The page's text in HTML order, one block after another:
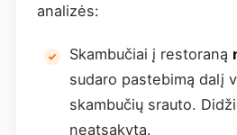
analizės:
Skambučiai į restoraną
sudaro pastebimą dalį
skambučių srauto.
neatsakyta.